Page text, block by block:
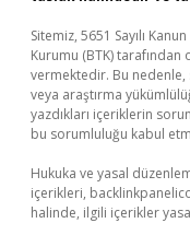
Sitemiz, 5651 Sayılı
Kurumu (BTK) tarafından
vermektedir. Bu
veya araştırma
yazdıkları içeriklerin
bu sorumluluğu kabul
Hukuka ve yasal
içerikleri,
halinde, ilgili içerikler